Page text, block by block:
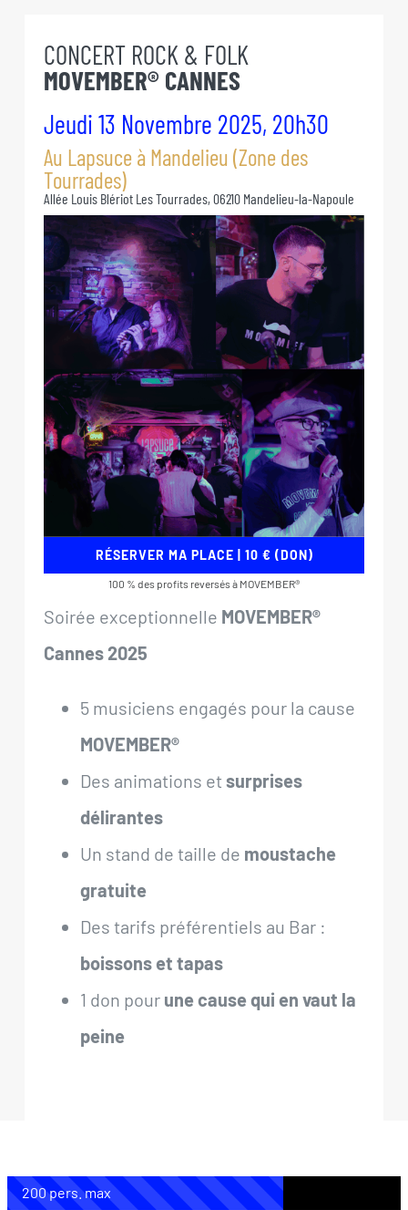
contenuCONCERT ROCK & FOLK
MOVEMBER® CANNES
Jeudi 13 Novembre 2025, 20h30
Au Lapsuce à Mandelieu (Zone des
Tourrades)
Allée Louis Blériot Les Tourrades, 06210 Mandelieu-la-Napoule
RÉSERVER MA PLACE | 10 € (DON)
100 % des profits reversés à MOVEMBER®
Soirée exceptionnelle MOVEMBER®
Cannes 2025
5 musiciens engagés pour la cause
MOVEMBER®
Des animations et surprises
délirantes
Un stand de taille de moustache
gratuite
Des tarifs préférentiels au Bar :
boissons et tapas
1 don pour une cause qui en vaut la
peine
200 pers. max